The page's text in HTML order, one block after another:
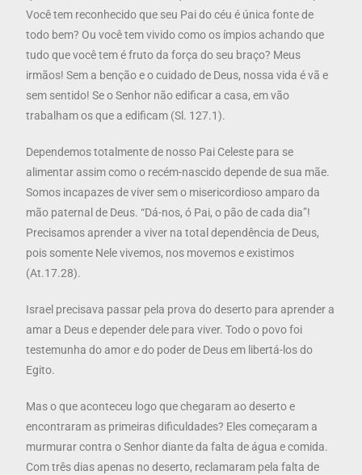
Você tem reconhecido que seu Pai do céu é única fonte de
todo bem? Ou você tem vivido como os ímpios achando que
tudo que você tem é fruto da força do seu braço? Meus
irmãos! Sem a benção e o cuidado de Deus, nossa vida é vã e
sem sentido! Se o Senhor não edificar a casa, em vão
trabalham os que a edificam (Sl. 127.1).
Dependemos totalmente de nosso Pai Celeste para se
alimentar assim como o recém-nascido depende de sua mãe.
Somos incapazes de viver sem o misericordioso amparo da
mão paternal de Deus. “Dá-nos, ó Pai, o pão de cada dia”!
Precisamos aprender a viver na total dependência de Deus,
pois somente Nele vivemos, nos movemos e existimos
(At.17.28).
Israel precisava passar pela prova do deserto para aprender a
amar a Deus e depender dele para viver. Todo o povo foi
testemunha do amor e do poder de Deus em libertá-los do
Egito.
Mas o que aconteceu logo que chegaram ao deserto e
encontraram as primeiras dificuldades? Eles começaram a
murmurar contra o Senhor diante da falta de água e comida.
Com três dias apenas no deserto, reclamaram pela falta de